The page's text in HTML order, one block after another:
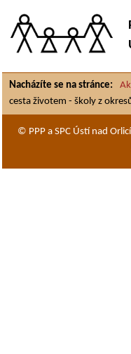
Nacházíte se na stránce:
cesta životem - školy z
© PPP a SPC Ústí nad